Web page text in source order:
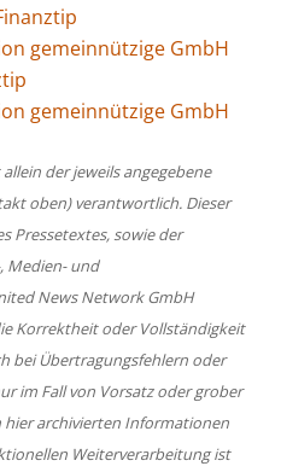
gemeinnützige GmbH
gemeinnützige GmbH
der jeweils angegebene
oben) verantwortlich. Dieser
Pressetextes, sowie der
Medien- und
News Network GmbH
Korrektheit oder Vollständigkeit
bei Übertragungsfehlern oder
im Fall von Vorsatz oder grober
hier archivierten Informationen
Weiterverarbeitung ist